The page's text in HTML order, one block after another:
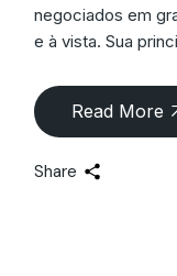
negociados em
e à vista. Sua
Read More
Share